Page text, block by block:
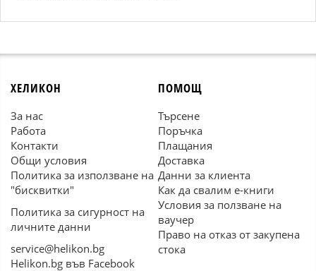
ХЕЛИКОН
За нас
Работа
Контакти
Общи условия
Политика за използване на
"бисквитки"
Политика за сигурност на
личните данни
service@helikon.bg
Helikon.bg във Facebook
ПОМОЩ
Търсене
Поръчка
Плащания
Доставка
Данни за клиента
Как да свалим е-книги
Условия за ползване на
ваучер
Право на отказ от закупена
стока